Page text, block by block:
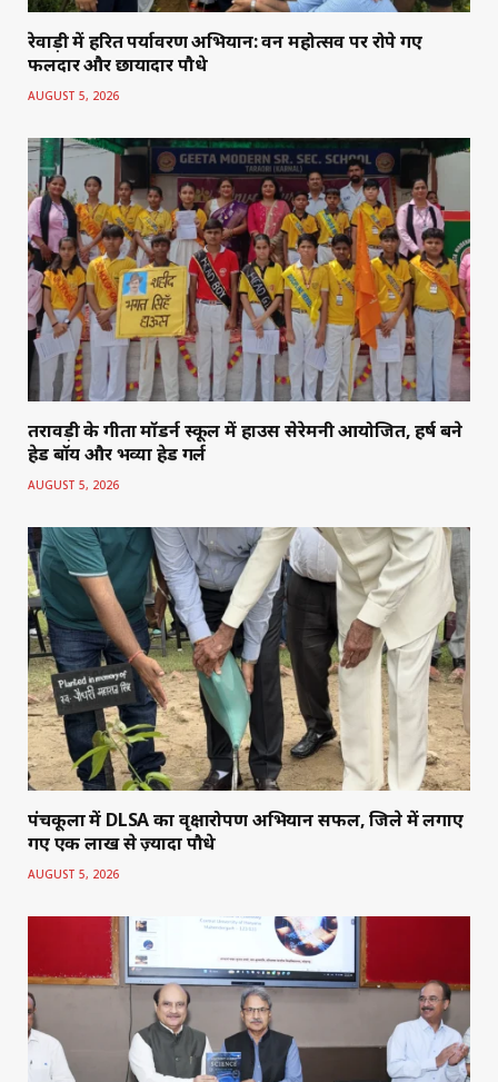
रेवाड़ी में हरित पर्यावरण अभियान: वन महोत्सव पर रोपे गए
फलदार और छायादार पौधे
AUGUST 5, 2026
तरावड़ी के गीता मॉडर्न स्कूल में हाउस सेरेमनी आयोजित, हर्ष बने
हेड बॉय और भव्या हेड गर्ल
AUGUST 5, 2026
पंचकूला में DLSA का वृक्षारोपण अभियान सफल, जिले में लगाए
गए एक लाख से ज़्यादा पौधे
AUGUST 5, 2026